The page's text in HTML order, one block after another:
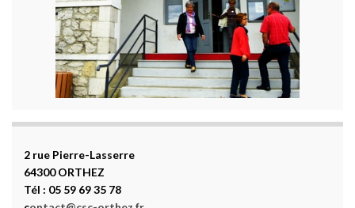
2 rue Pierre-Lasserre
64300 ORTHEZ
Tél : 05 59 69 35 78